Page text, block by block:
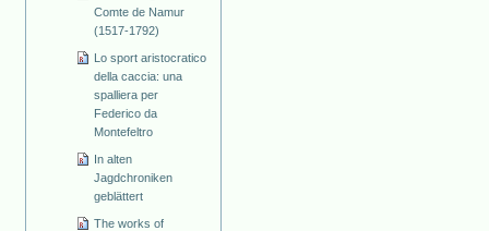
Comte de Namur
(1517-1792)
Lo sport aristocratico
della caccia: una
spalliera per
Federico da
Montefeltro
In alten
Jagdchroniken
geblättert
The works of